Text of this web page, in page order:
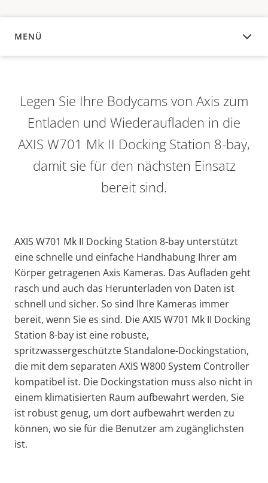
MENÜ
ÜBERSICHT
Legen Sie Ihre Bodycams von Axis zum
Entladen und Wiederaufladen in die
AXIS W701 Mk II Docking Station 8-bay,
damit sie für den nächsten Einsatz
bereit sind.
AXIS W701 Mk II Docking Station 8-bay unterstützt
eine schnelle und einfache Handhabung Ihrer am
Körper getragenen Axis Kameras. Das Aufladen geht
rasch und auch das Herunterladen von Daten ist
schnell und sicher. So sind Ihre Kameras immer
bereit, wenn Sie es sind. Die AXIS W701 Mk II Docking
Station 8-bay ist eine robuste,
spritzwassergeschützte Standalone-Dockingstation,
die mit dem separaten AXIS W800 System Controller
kompatibel ist. Die Dockingstation muss also nicht in
einem klimatisierten Raum aufbewahrt werden, Sie
ist robust genug, um dort aufbewahrt werden zu
können, wo sie für die Benutzer am zugänglichsten
ist.